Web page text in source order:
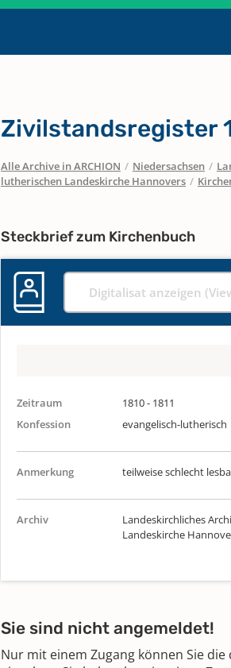
Zivilstandsregister
Alle Archive in ARCHION / Niedersachsen /
lutherischen Landeskirche Hannovers /
Steckbrief zum Kirchenbuch
Digitalisat anzeigen
Zeitraum
1810 - 1811
Konfession
evangelisch-lutherisch
Anmerkung teilweise schlecht
Archiv
Landeskirchliches
Landeskirche
Sie sind nicht angemeldet!
Nur mit einem Zugang können Sie